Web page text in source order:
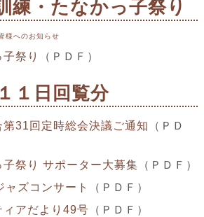
練・たなかっ子祭り
様へのお知らせ
祭り （ＰＤＦ）
１日回覧分
31回定時総会決議ご通知
（ＰＤ
祭り サポーター大募集 （ＰＤＦ）
ズコンサート
（ＰＤＦ）
ィアだより49号 （ＰＤＦ）